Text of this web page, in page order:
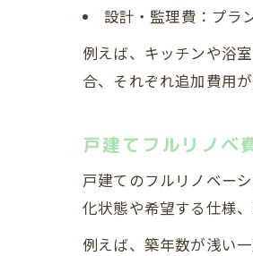
設計・監理費：プラ
例えば、キッチンや浴
合、それぞれ追加費用
戸建てフルリノベ
戸建てのフルリノベー
化状態や希望する仕様
例えば、築年数が浅い